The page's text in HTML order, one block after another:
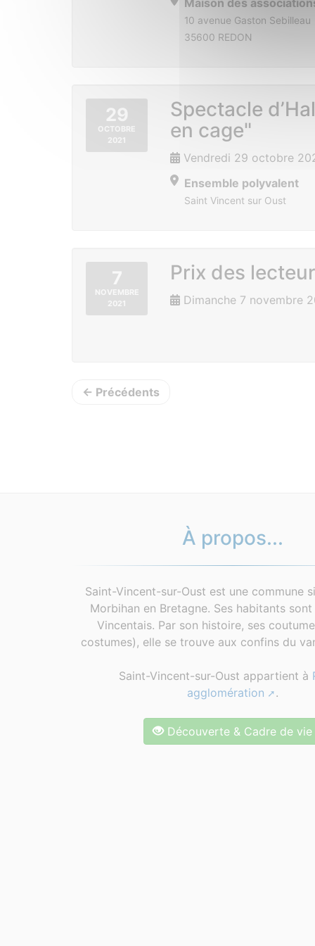
Maison des
10 avenue Gaston Sebilleau
35600 REDON
29
OCTOBRE
2021
Spectacle
en cage"
Vendredi 29 octobre
Ensemble polyvalent
Saint Vincent sur Oust
7
NOVEMBRE
2021
Prix des
Dimanche 7 novembre
← Précédents
À propos...
Saint-Vincent-sur-Oust est une commune
Morbihan en Bretagne. Ses habitants
Vincentais. Par son histoire, ses
costumes), elle se trouve aux confins du
Saint-Vincent-sur-Oust appartient à
agglomération
.
Découverte & Cadre de vie